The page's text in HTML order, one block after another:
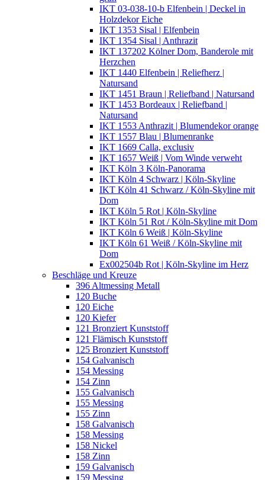
IKT 03-038-10-b Elfenbein | Deckel in
Holzdekor Eiche
IKT 1353 Sisal | Elfenbein
IKT 1354 Sisal | Anthrazit
IKT 137202 Kölner Dom, Banderole mit
Herzchen
IKT 1440 Elfenbein | Reliefherz |
Natursand
IKT 1451 Braun | Reliefband | Natursand
IKT 1453 Bordeaux | Reliefband |
Natursand
IKT 1553 Anthrazit | Blumendekor orange
IKT 1557 Blau | Blumenranke
IKT 1669 Calla, exclusiv
IKT 1657 Weiß | Vom Winde verweht
IKT Köln 3 Köln-Panorama
IKT Köln 4 Schwarz | Köln-Skyline
IKT Köln 41 Schwarz / Köln-Skyline mit
Dom
IKT Köln 5 Rot | Köln-Skyline
IKT Köln 51 Rot / Köln-Skyline mit Dom
IKT Köln 6 Weiß | Köln-Skyline
IKT Köln 61 Weiß / Köln-Skyline mit
Dom
Ex002504b Rot | Köln-Skyline im Herz
Beschläge und Kreuze
396 Altmessing Metall
120 Buche
120 Eiche
120 Kiefer
121 Bronziert Kunststoff
121 Flämisch Kunststoff
125 Bronziert Kunststoff
154 Galvanisch
154 Messing
154 Zinn
155 Galvanisch
155 Messing
155 Zinn
158 Galvanisch
158 Messing
158 Nickel
158 Zinn
159 Galvanisch
159 Messing